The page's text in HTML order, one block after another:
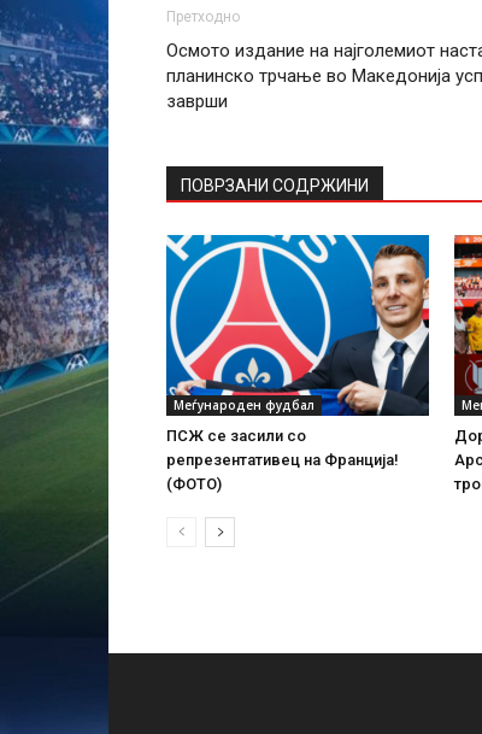
Претходно
Осмото издание на најголемиот
планинско трчање во Македонија
заврши
ПОВРЗАНИ СОДРЖИНИ
Меѓународен фудбал
ПСЖ се засили со
репрезентативец на Франција!
(ФОТО)